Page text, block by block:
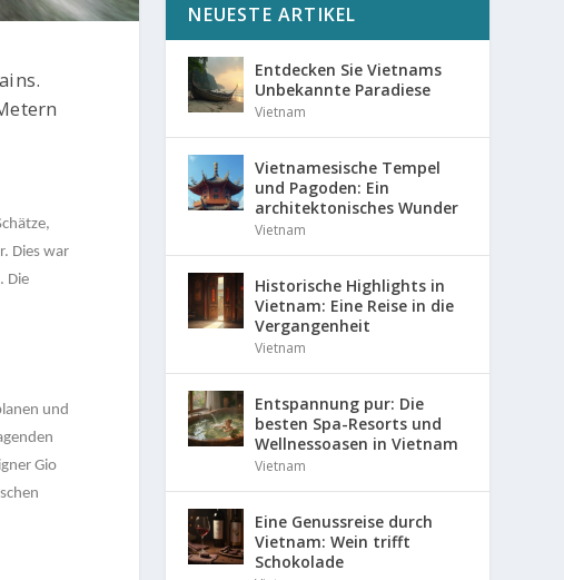
Dies war
Die
und
Gio
NEUESTE ARTIKEL
Entdecken Sie Vietnams
Unbekannte Paradiese
Vietnam
Vietnamesische Tempel
und Pagoden: Ein
architektonisches Wunder
Vietnam
Historische Highlights in
Vietnam: Eine Reise in die
Vergangenheit
Vietnam
Entspannung pur: Die
besten Spa-Resorts und
Wellnessoasen in Vietnam
Vietnam
Eine Genussreise durch
Vietnam: Wein trifft
Schokolade